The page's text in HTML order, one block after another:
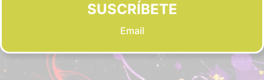
SUSCRÍBETE
Email